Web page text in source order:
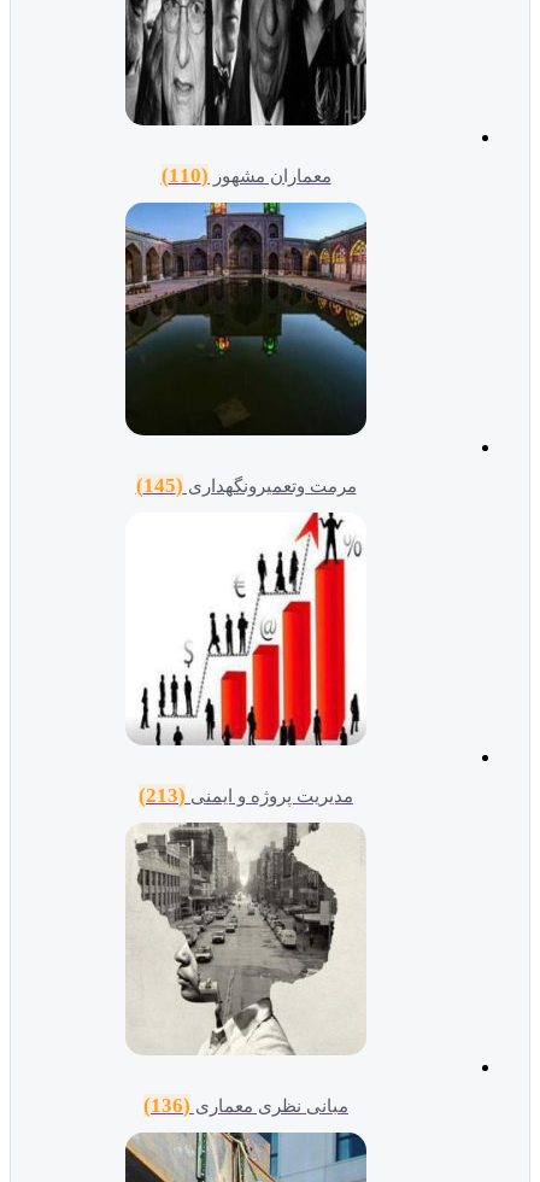
معماران مشهور (110)
مرمت وتعمیرونگهداری (145)
مدیریت پروژه و ایمنی (213)
مبانی نظری معماری (136)